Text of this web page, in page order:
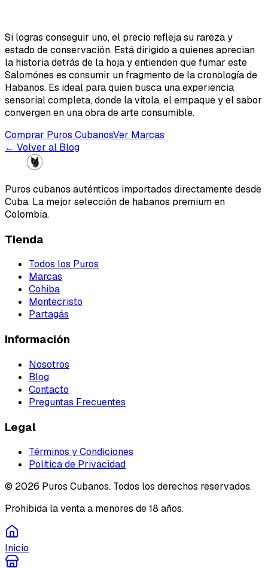
Si logras conseguir uno, el precio refleja su rareza y
estado de conservación. Está dirigido a quienes aprecian
la historia detrás de la hoja y entienden que fumar este
Salomónes es consumir un fragmento de la cronología de
Habanos. Es ideal para quien busca una experiencia
sensorial completa, donde la vitola, el empaque y el sabor
convergen en una obra de arte consumible.
Comprar Puros CubanosVer Marcas
← Volver al Blog
Puros cubanos auténticos importados directamente desde
Cuba. La mejor selección de habanos premium en
Colombia.
Tienda
Todos los Puros
Marcas
Cohiba
Montecristo
Partagás
Información
Nosotros
Blog
Contacto
Preguntas Frecuentes
Legal
Términos y Condiciones
Política de Privacidad
© 2026 Puros Cubanos. Todos los derechos reservados.
Prohibida la venta a menores de 18 años.
Inicio